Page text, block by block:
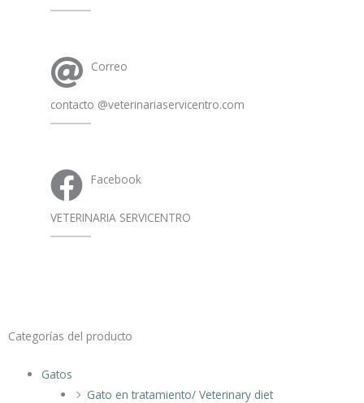
Correo
contacto @veterinariaservicentro.com
Facebook
VETERINARIA SERVICENTRO
Categorías del producto
Gatos
Gato en tratamiento/ Veterinary diet